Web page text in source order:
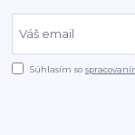
Súhlasím so